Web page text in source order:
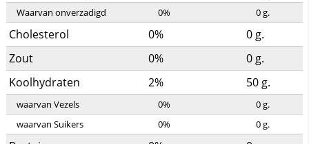
Waarvan onverzadigd
0% 0g.
Cholesterol 0% 0 g.
Zout
0% 0 g.
Koolhydraten
2% 50 g.
waarvan Vezels 0% 0g.
waarvan Suikers
0% 0g.